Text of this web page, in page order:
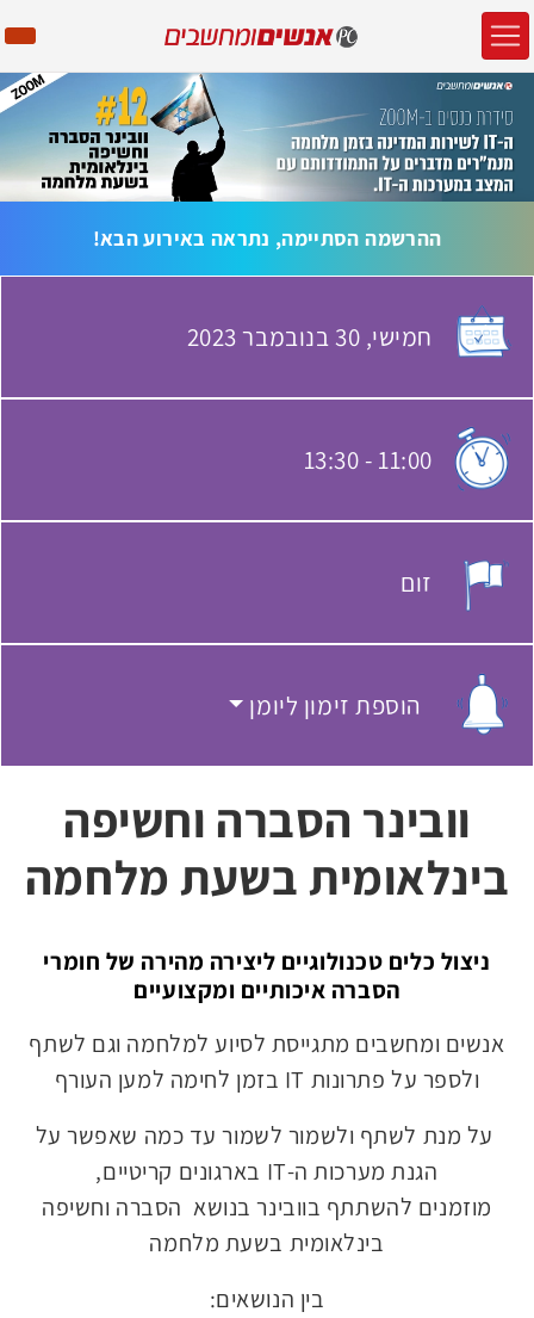
ההרשמה הסתיימה, נתראה באירוע הבא!
האירוע יתקיים בתאריך
חמישי, 30 בנובמבר
שעת התחלת האירוע:
11:00
-
13:30
מקום האירוע:
זום
הוספת זימון ליומן
הוספת זימון ליומן
וובינר הסברה וחשיפה
בינלאומית בשעת מלחמה
ניצול כלים טכנולוגיים ליצירה מהירה של חומרי
הסברה איכותיים ומקצועיים
אנשים ומחשבים מתגייסת לסיוע למלחמה וגם לשתף
ולספר על פתרונות IT בזמן לחימה למען העורף
על מנת לשתף ולשמור לשמור עד כמה שאפשר על
הגנת מערכות ה-IT בארגונים קריטיים,
מוזמנים להשתתף בוובינר בנושא הסברה וחשיפה
בינלאומית בשעת מלחמה
בין הנושאים: